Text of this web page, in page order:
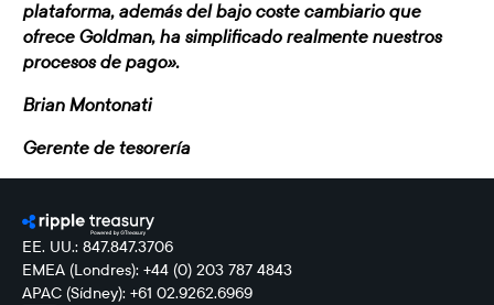
plataforma, además del bajo coste cambiario que
ofrece Goldman, ha simplificado realmente nuestros
procesos de pago».
Brian Montonati
Gerente de tesorería
EE. UU.: 847.847.3706
EMEA (Londres): +44 (0) 203 787 4843
APAC (Sídney): +61 02.9262.6969